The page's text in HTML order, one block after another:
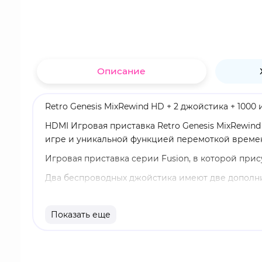
Описание
Retro Genesis MixRewind HD + 2 джойстика +
HDMI Игровая приставка Retro Genesis
игре и уникальной функцией перемоткой
Игровая приставка серии Fusion, в которой
Два беспроводных джойстика имеют две
Подключение к ТВ осуществляется через HDMI
Показать еще